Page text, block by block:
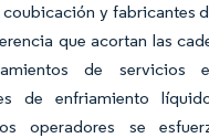
y fabricantes
que acortan las
de servicios
de enfriamiento
operadores se